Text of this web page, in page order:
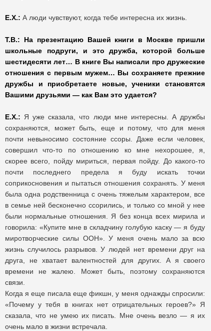
Е.Х.: А люди чувствуют, когда тебе интересна их жизнь.
Т.В.: На презентацию Вашей книги в Москве пришли
школьные подруги, и это дружба, которой больше
шестидесяти лет… В книге Вы написали про дружеские
отношения с первым мужем… Вы сохраняете прежние
дружбы и приобретаете новые, ученики становятся
Вашими друзьями — как Вам это удается?
Е.Х.: Я уже сказала, что люди мне интересны. А дружбы
сохраняются, может быть, еще и потому, что для меня
почти невыносимо состояние ссоры. Даже если человек,
совершил что-то по отношению ко мне нехорошее, я,
скорее всего, пойду мириться, первая пойду. До какого-то
почти последнего предела я буду искать точки
соприкосновения и пытаться отношения сохранять. У меня
была одна родственница с очень тяжелым характером, все
в семье ней бесконечно ссорились, и только со мной у нее
были нормальные отношения. Я без конца всех мирила и
говорила: «Купите мне в складчину голубую каску — я буду
миротворческие силы ООН». У меня очень мало за всю
жизнь случилось разрывов. У людей нет времени друг на
друга, не хватает валентностей для других. А я своего
времени не жалею. Может быть, поэтому сохраняются
связи.
Когда я еще писала еще фикшн, у меня однажды спросили:
«Почему у тебя в книгах нет отрицательных героев?» Я
сказала, что не умею их писать. Мне очень везло — я их
очень мало в жизни встречала.